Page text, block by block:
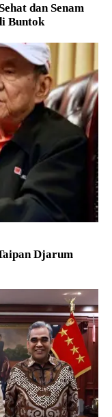
dan Senam
Buntok
Djarum